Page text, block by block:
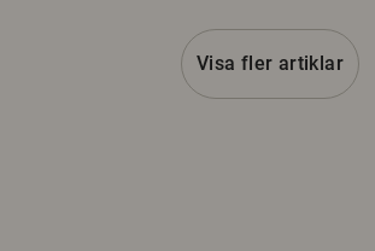
Visa fler artiklar